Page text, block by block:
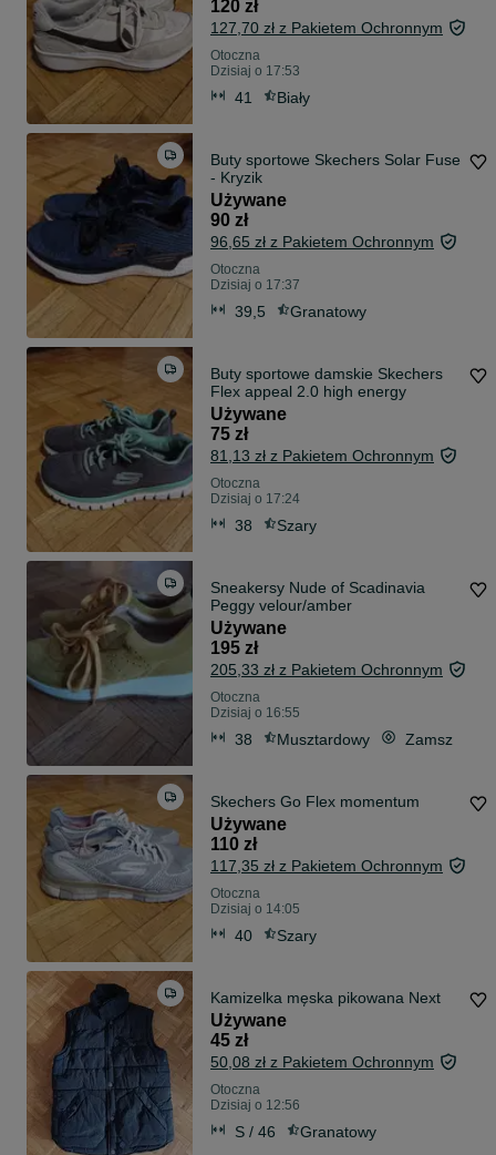
120 zł
127,70 zł z Pakietem Ochronnym
Otoczna
Dzisiaj o 17:53
41 Biały
Buty sportowe Skechers Solar Fuse
- Kryzik
Używane
90 zł
96,65 zł z Pakietem Ochronnym
Otoczna
Dzisiaj o 17:37
39,5 Granatowy
Buty sportowe damskie Skechers
Flex appeal 2.0 high energy
Używane
75 zł
81,13 zł z Pakietem Ochronnym
Otoczna
Dzisiaj o 17:24
38 Szary
Sneakersy Nude of Scadinavia
Peggy velour/amber
Używane
195 zł
205,33 zł z Pakietem Ochronnym
Otoczna
Dzisiaj o 16:55
38 Musztardowy Zamsz
Skechers Go Flex momentum
Używane
110 zł
117,35 zł z Pakietem Ochronnym
Otoczna
Dzisiaj o 14:05
40 Szary
Kamizelka męska pikowana Next
Używane
45 zł
50,08 zł z Pakietem Ochronnym
Otoczna
Dzisiaj o 12:56
S / 46 Granatowy